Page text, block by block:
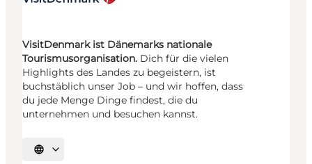
VisitDenmark ist Dänemarks nationale
Tourismusorganisation. Dich für die vielen
Highlights des Landes zu begeistern, ist
buchstäblich unser Job – und wir hoffen, dass
du jede Menge Dinge findest, die du
unternehmen und besuchen kannst.
Sprache auswählen